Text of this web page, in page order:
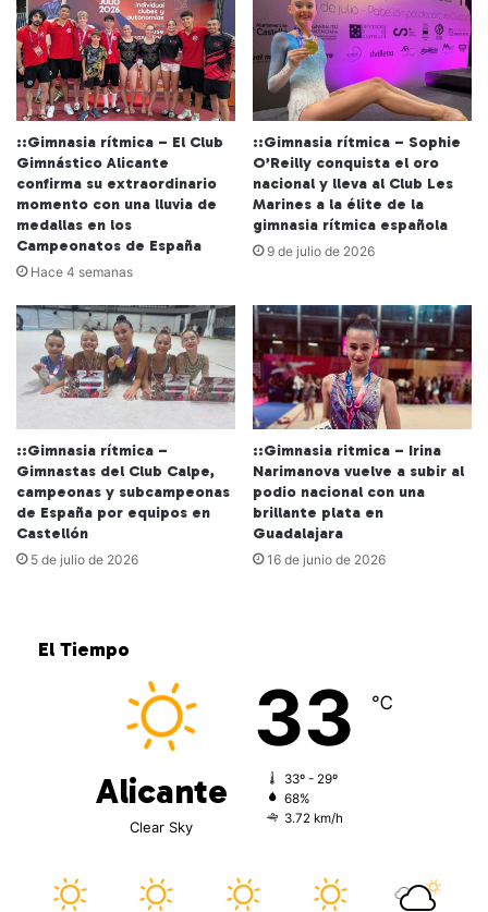
::Gimnasia rítmica – El Club
Gimnástico Alicante
confirma su extraordinario
momento con una lluvia de
medallas en los
Campeonatos de España
Hace 4 semanas
::Gimnasia rítmica – Sophie
O’Reilly conquista el oro
nacional y lleva al Club Les
Marines a la élite de la
gimnasia rítmica española
9 de julio de 2026
::Gimnasia rítmica –
Gimnastas del Club Calpe,
campeonas y subcampeonas
de España por equipos en
Castellón
5 de julio de 2026
::Gimnasia ritmica – Irina
Narimanova vuelve a subir al
podio nacional con una
brillante plata en
Guadalajara
16 de junio de 2026
El Tiempo
Alicante
Clear Sky
33 ℃
33º - 29º
68%
3.72 km/h